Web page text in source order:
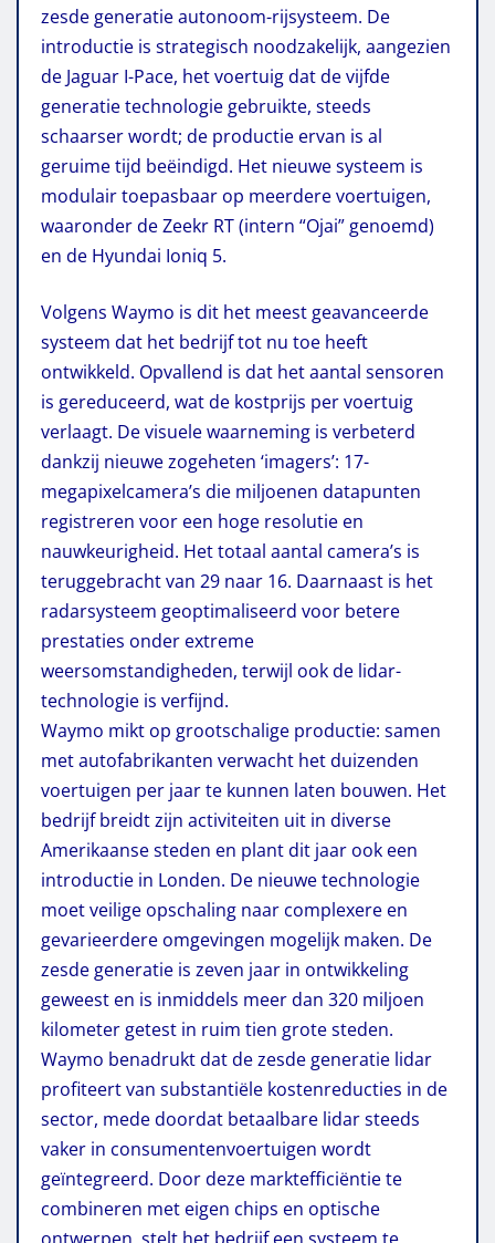
zesde generatie autonoom-rijsysteem. De
introductie is strategisch noodzakelijk, aangezien
de Jaguar I-Pace, het voertuig dat de vijfde
generatie technologie gebruikte, steeds
schaarser wordt; de productie ervan is al
geruime tijd beëindigd. Het nieuwe systeem is
modulair toepasbaar op meerdere voertuigen,
waaronder de Zeekr RT (intern “Ojai” genoemd)
en de Hyundai Ioniq 5.
Volgens Waymo is dit het meest geavanceerde
systeem dat het bedrijf tot nu toe heeft
ontwikkeld. Opvallend is dat het aantal sensoren
is gereduceerd, wat de kostprijs per voertuig
verlaagt. De visuele waarneming is verbeterd
dankzij nieuwe zogeheten ‘imagers’: 17-
megapixelcamera’s die miljoenen datapunten
registreren voor een hoge resolutie en
nauwkeurigheid. Het totaal aantal camera’s is
teruggebracht van 29 naar 16. Daarnaast is het
radarsysteem geoptimaliseerd voor betere
prestaties onder extreme
weersomstandigheden, terwijl ook de lidar-
technologie is verfijnd.
Waymo mikt op grootschalige productie: samen
met autofabrikanten verwacht het duizenden
voertuigen per jaar te kunnen laten bouwen. Het
bedrijf breidt zijn activiteiten uit in diverse
Amerikaanse steden en plant dit jaar ook een
introductie in Londen. De nieuwe technologie
moet veilige opschaling naar complexere en
gevarieerdere omgevingen mogelijk maken. De
zesde generatie is zeven jaar in ontwikkeling
geweest en is inmiddels meer dan 320 miljoen
kilometer getest in ruim tien grote steden.
Waymo benadrukt dat de zesde generatie lidar
profiteert van substantiële kostenreducties in de
sector, mede doordat betaalbare lidar steeds
vaker in consumentenvoertuigen wordt
geïntegreerd. Door deze marktefficiëntie te
combineren met eigen chips en optische